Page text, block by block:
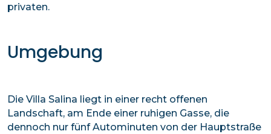
privaten.
Umgebung
Die Villa Salina liegt in einer recht offenen
Landschaft, am Ende einer ruhigen Gasse, die
dennoch nur fünf Autominuten von der Hauptstraße